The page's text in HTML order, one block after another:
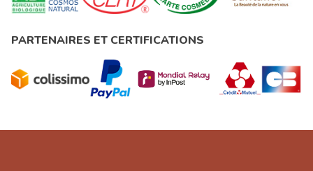
PARTENAIRES ET CERTIFICATIONS